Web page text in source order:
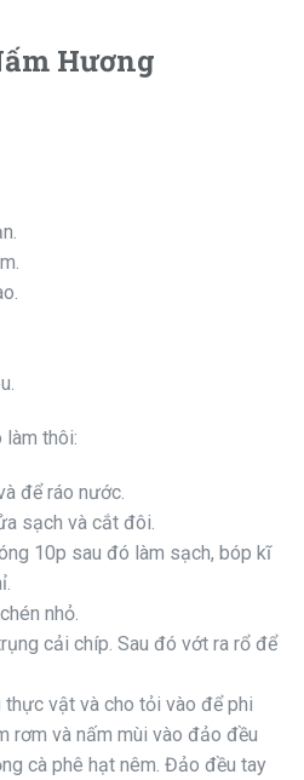
Hương
làm thôi:
để ráo nước.
sạch và cắt đôi.
10p sau đó làm sạch, bóp kĩ
nhỏ.
cải chíp. Sau đó vớt ra rổ để
vật và cho tỏi vào để phi
rơm và nấm mùi vào đảo đều
cà phê hạt nêm. Đảo đều tay